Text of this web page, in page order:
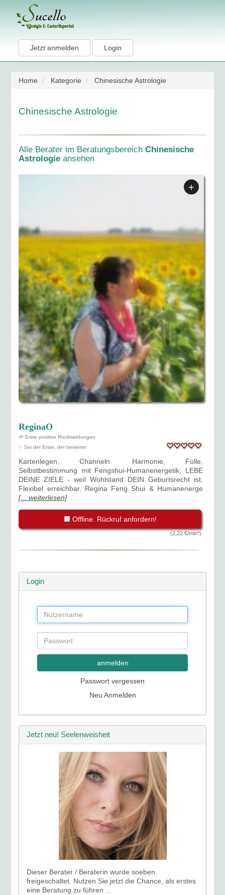
Jetzt anmelden Login
Home Kategorie Chinesische Astrologie
Chinesische Astrologie
Alle Berater im BeratungsbereichChinesische
Astrologie ansehen
+
ReginaO
🌱 Erste positive Rückmeldungen
✨ Sei der Erste, der bewertet
Kartenlegen, Channeln. Harmonie, Fülle,
Selbstbestimmung mit Fengshui-Humanenergetik; LEBE
DEINE ZIELE - weil Wohlstand DEIN Geburtsrecht ist.
Flexibel erreichbar. Regina Feng Shui & Humanenerge
[... weiterlesen]
Offline. Rückruf anfordern!
(2,22 €/min*)
Login
anmelden
Passwort vergessen
Neu Anmelden
Jetzt neu! Seelenweisheit
Dieser Berater / Beraterin wurde soeben
freigeschaltet. Nutzen Sie jetzt die Chance, als erstes
eine Beratung zu führen ...